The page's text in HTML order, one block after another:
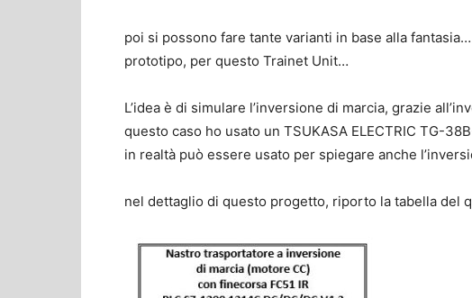
poi si possono fare tante varianti in base alla
prototipo, per questo Trainet Unit…
L’idea è di simulare l’inversione di marcia, grazie
questo caso ho usato un TSUKASA ELECTRIC TG-
in realtà può essere usato per spiegare anche
nel dettaglio di questo progetto, riporto la tabella del